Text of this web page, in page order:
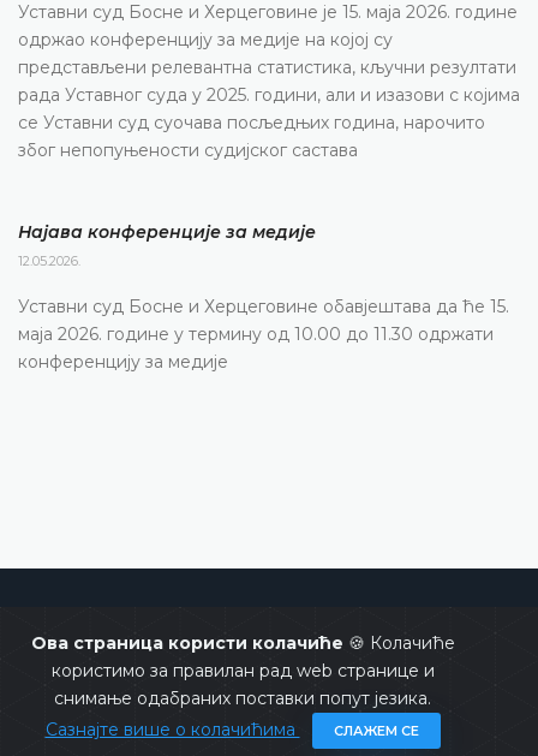
Ова страница користи колачиће 🍪 Колачиће
користимо за правилан рад web странице и
снимање одабраних поставки попут језика.
Сазнајте више о колачићима
СЛАЖЕМ СЕ
Уставни суд Босне и Херцеговине је 15. маја 2026. године
одржао конференцију за медије на којој су
представљени релевантна статистика, кључни резултати
рада Уставног суда у 2025. години, али и изазови с којима
се Уставни суд суочава посљедњих година, нарочито
због непопуњености судијског састава
Најава конференције за медије
12.05.2026.
Уставни суд Босне и Херцеговине обавјештава да ће 15.
маја 2026. године у термину од 10.00 до 11.30 одржати
конференцију за медије
Copyrights @ 2026Уставни суд БиХСва права задржана.